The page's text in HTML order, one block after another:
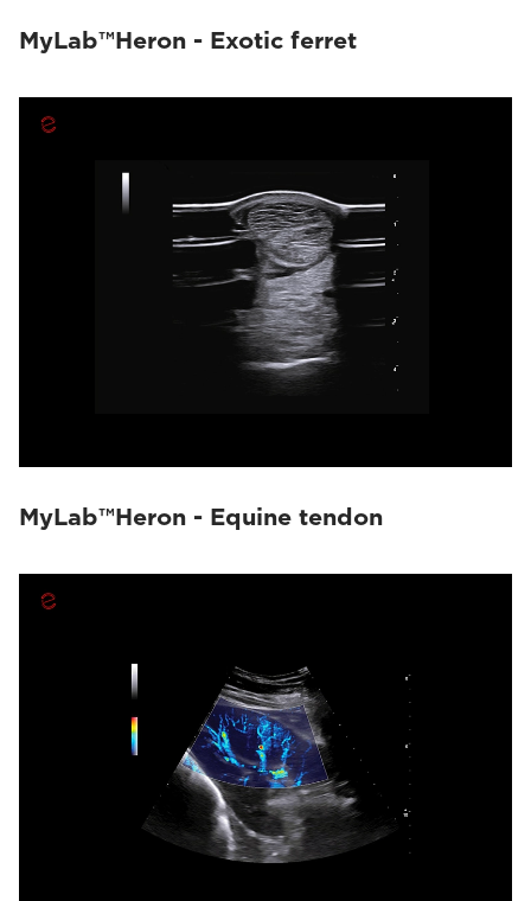
MyLab™Heron - Exotic ferret
MyLab™Heron - Equine tendon